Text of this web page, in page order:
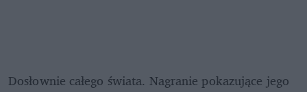
Dosłownie całego świata. Nagranie pokazujące jego